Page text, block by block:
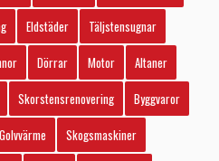
Eldstäder
Täljstensugnar
Dörrar Motor
Altaner
Skorstensrenovering
Byggvaror
Golvvärme
Skogsmaskiner